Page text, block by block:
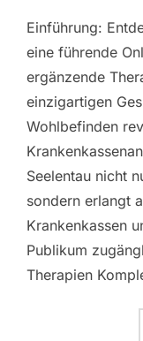
Einführung:
eine führende
ergänzende
einzigartigen
Wohlbefinden
Seelentau nicht
sondern erlangt
Krankenkassen
Publikum
Therapien